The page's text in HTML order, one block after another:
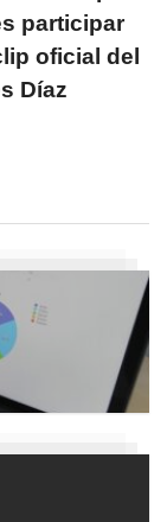
participar
oficial del
Díaz